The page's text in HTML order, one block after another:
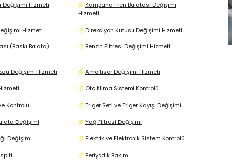
Değişimi Hizmeti
Kampana Fren Balatası Değişimi
Hizmeti
Hizmeti Direksiyon Kutusu Değişimi Hizmeti
(Baskı Balata)
Benzin Filtresi Değişimi Hizmeti
Değişimi Hizmeti Amortisör Değişimi Hizmeti
Oto Klima Sistemi Kontrolü
Kontrolü Triger Seti ve Triger Kayışı Değişimi
Değişimi Yağ Filtresi Değişimi
Değişimi Elektrik ve Elektronik Sistem Kontrolü
Periyodik Bakım